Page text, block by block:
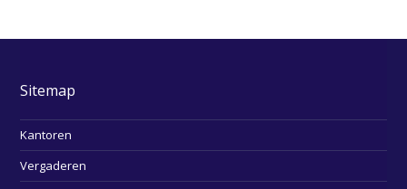
Sitemap
Kantoren
Vergaderen